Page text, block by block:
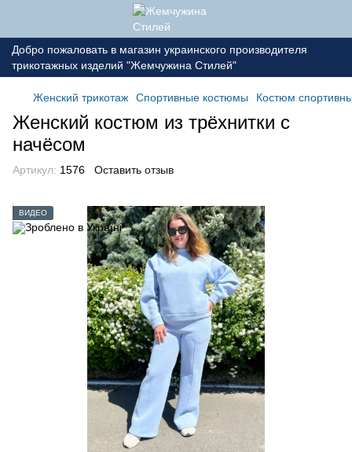
Добро пожаловать в магазин украинского производителя
трикотажных изделий "Жемчужина Стилей"
Женский трикотаж Спортивные костюмы Костюм
Женский костюм из трёхнитки с
начёсом
Артикул: 1576 Оставить отзыв
ВИДЕО